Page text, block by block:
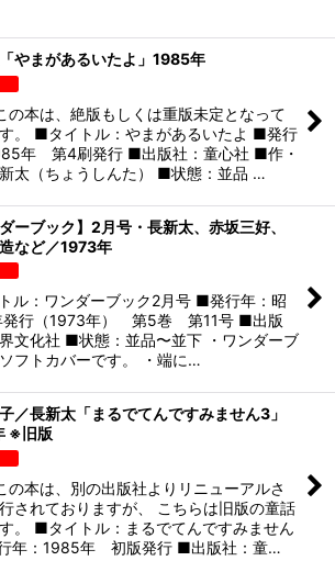
やまがあるいたよ」1985年
の本は、絶版もしくは重版未定となって
。 ■タイトル：やまがあるいたよ ■発行
年 第4刷発行 ■出版社：童心社 ■作・
太（ちょうしんた） ■状態：並品 …
ダーブック】2月号・長新太、赤坂三好、
など／1973年
ル：ワンダーブック2月号 ■発行年：昭
発行（1973年） 第5巻 第11号 ■出版
文化社 ■状態：並品〜並下 ・ワンダーブ
フトカバーです。 ・端に…
／長新太「まるでてんですみません3」
※旧版
の本は、別の出版社よりリニューアルさ
されておりますが、 こちらは旧版の童話
。 ■タイトル：まるでてんですみません
年：1985年 初版発行 ■出版社：童…